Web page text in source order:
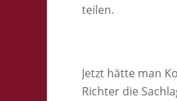
teilen.
Jetzt hätte man
Richter die